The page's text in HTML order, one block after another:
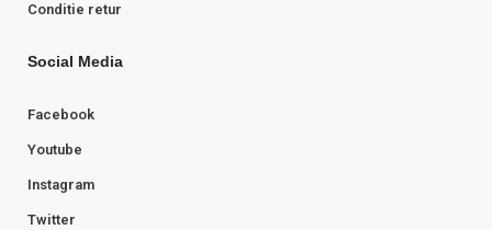
Conditie retur
Social Media
Facebook
Youtube
Instagram
Twitter